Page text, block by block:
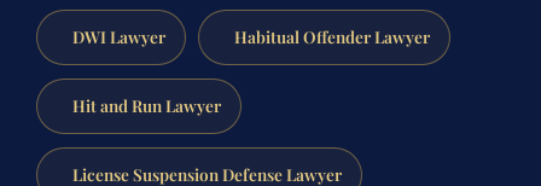
DWI Lawyer Habitual Offender Lawyer
Hit and Run Lawyer
License Suspension Defense Lawyer